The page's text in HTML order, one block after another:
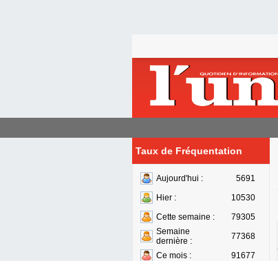
Taux de Fréquentation
Aujourd'hui :
5691
Hier :
10530
Cette semaine :
79305
Semaine
dernière :
77368
Ce mois :
91677